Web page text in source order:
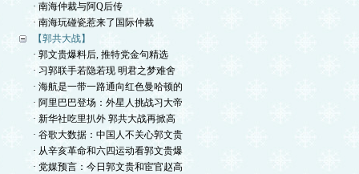
· 南海仲裁与阿Q后传
· 南海玩碰瓷惹来了国际仲裁
【郭共大战】
· 郭文贵爆料后, 推特党金句精选
· 习郭联手若隐若现 明君之梦难舍
· 海航是一带一路通向红色曼哈顿的
· 阿里巴巴登场：外星人挑战习大帝
· 新华社吃里扒外 郭共大战再掀高
· 谷歌大数据：中国人不关心郭文贵
· 从辛亥革命和六四运动看郭文贵爆
· 党媒预言：今日郭文贵和宦官赵高